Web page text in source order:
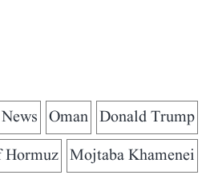
Donald Trump
Oman
Mojtaba Khamenei
Hormuz